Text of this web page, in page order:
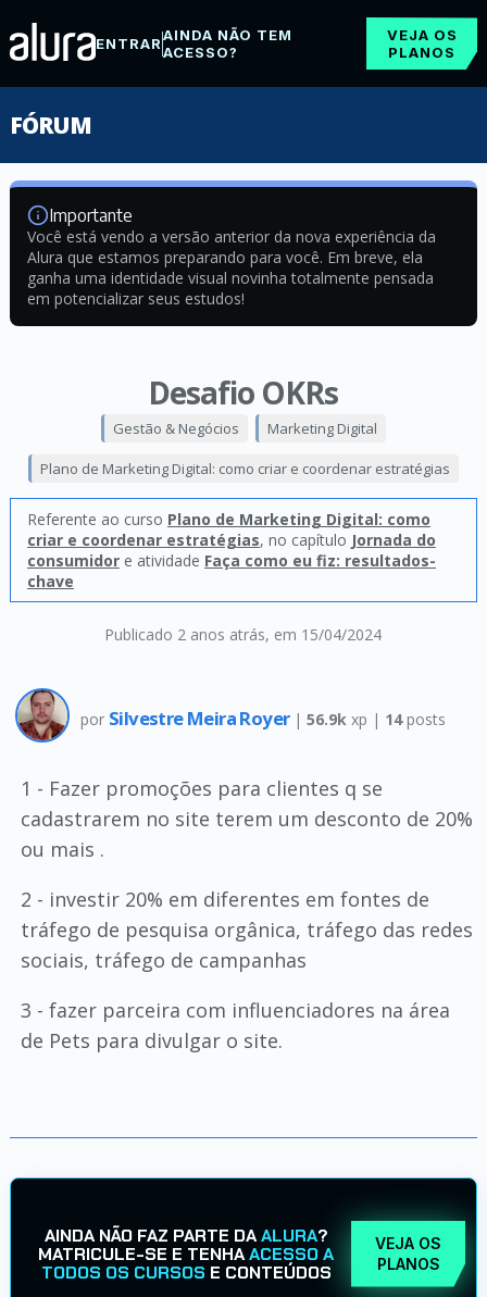
ENTRARAINDA NÃO TEM
ACESSO?
VEJA OS
PLANOS
FÓRUM
Importante
Você está vendo a versão anterior da nova experiência da
Alura que estamos preparando para você. Em breve, ela
ganha uma identidade visual novinha totalmente pensada
em potencializar seus estudos!
Desafio OKRs
Publicado 2 anos atrás, em 15/04/2024
Gestão & Negócios Marketing Digital
Plano de Marketing Digital: como criar e coordenar estratégias
Referente ao curso Plano de Marketing Digital: como
criar e coordenar estratégias, no capítulo Jornada do
consumidore atividade Faça como eu fiz: resultados-
chave
por Silvestre Meira Royer | 56.9k xp | 14posts
1 - Fazer promoções para clientes q se
cadastrarem no site terem um desconto de 20%
ou mais .
2 - investir 20% em diferentes em fontes de
tráfego de pesquisa orgânica, tráfego das redes
sociais, tráfego de campanhas
3 - fazer parceira com influenciadores na área
de Pets para divulgar o site.
AINDA NÃO FAZ PARTE DAALURA?
MATRICULE-SE E TENHAACESSO A
TODOS OS CURSOS E CONTEÚDOS
VEJA OS
PLANOS